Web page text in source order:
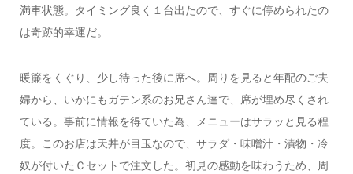
満車状態。タイミング良く１台出たので、すぐに停められたの
は奇跡的幸運だ。
暖簾をくぐり、少し待った後に席へ。周りを見ると年配のご夫
婦から、いかにもガテン系のお兄さん達で、席が埋め尽くされ
ている。事前に情報を得ていた為、メニューはサラッと見る程
度。このお店は天丼が目玉なので、サラダ・味噌汁・漬物・冷
奴が付いたＣセットで注文した。初見の感動を味わうため、周